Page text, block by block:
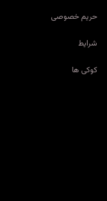
حریم خصوصی
شرایط
کوکی ها